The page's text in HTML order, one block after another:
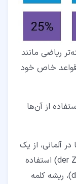
ریاضی مانند
قواعد خاص خود
از آن‌ها
آلمانی، از یک
عدد کاردینال برای صورت کسر (der Zähler) استفاده
می‌شود. برای مخرج کسر (der Nenner)، ریشه کلمه